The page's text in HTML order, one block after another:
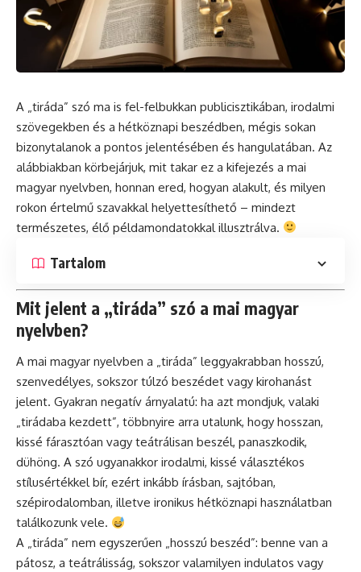
A „tiráda” szó ma is fel-felbukkan publicisztikában, irodalmi
szövegekben és a hétköznapi beszédben, mégis sokan
bizonytalanok a pontos jelentésében és hangulatában. Az
alábbiakban körbejárjuk, mit takar ez a kifejezés a mai
magyar nyelvben, honnan ered, hogyan alakult, és milyen
rokon értelmű szavakkal helyettesíthető – mindezt
természetes, élő példamondatokkal illusztrálva.
Tartalom
Mit jelent a „tiráda” szó a mai magyar
nyelvben?
A mai magyar nyelvben a „tiráda” leggyakrabban hosszú,
szenvedélyes, sokszor túlzó beszédet vagy kirohanást
jelent. Gyakran negatív árnyalatú: ha azt mondjuk, valaki
„tiráda­ba kezdett”, többnyire arra utalunk, hogy hosszan,
kissé fárasztóan vagy teátrálisan beszél, panaszkodik,
dühöng. A szó ugyanakkor irodalmi, kissé választékos
stílusértékkel bír, ezért inkább írásban, sajtóban,
szépirodalomban, illetve ironikus hétköznapi használatban
találkozunk vele.
A „tiráda” nem egyszerűen „hosszú beszéd”: benne van a
pátosz, a teátrálisság, sokszor valamilyen indulatos vagy